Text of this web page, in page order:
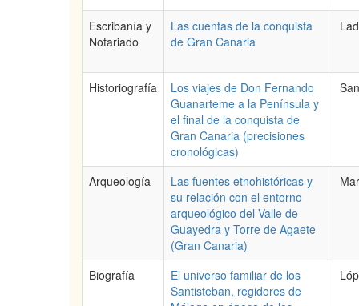
Escribanía y
Notariado
Las cuentas de la conquista
de Gran Canaria
Historiografía
Los viajes de Don Fernando
Guanarteme a la Península y
el final de la conquista de
Gran Canaria (precisiones
cronológicas)
Arqueología
Las fuentes etnohistóricas y
su relación con el entorno
arqueológico del Valle de
Guayedra y Torre de Agaete
(Gran Canaria)
Biografía
El universo familiar de los
Santisteban, regidores de